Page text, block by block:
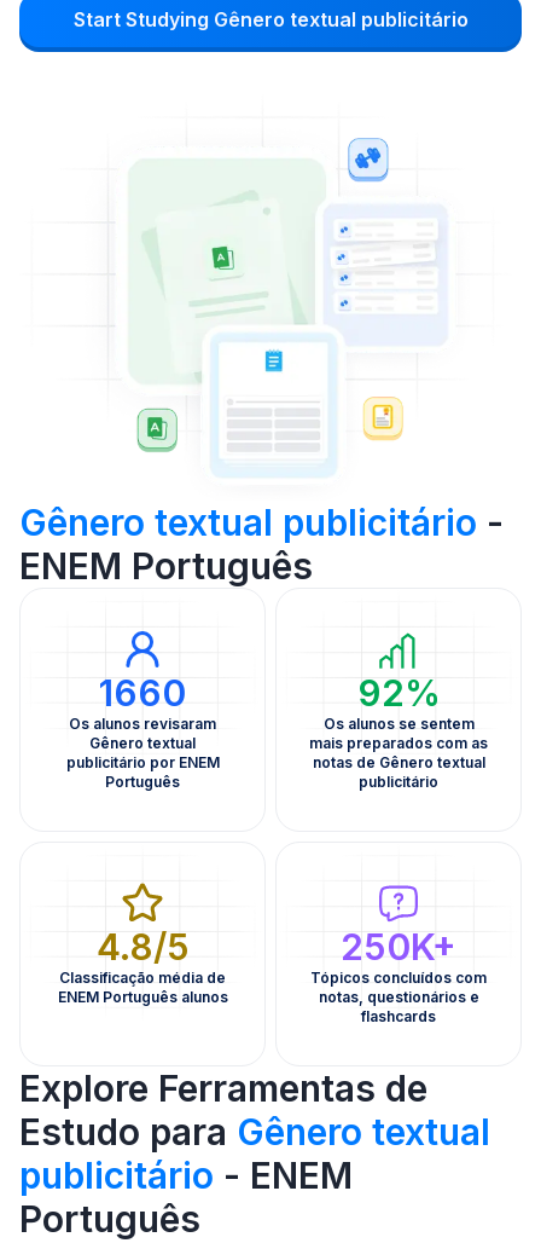
Start Studying Gênero textual publicitário
Gênero textual publicitário -
ENEM Português
1660
Os alunos revisaram
Gênero textual
publicitário por ENEM
Português
92%
Os alunos se sentem
mais preparados com as
notas de Gênero textual
publicitário
4.8/5
Classificação média de
ENEM Português alunos
250K+
Tópicos concluídos com
notas, questionários e
flashcards
Explore Ferramentas de
Estudo para Gênero textual
publicitário - ENEM
Português